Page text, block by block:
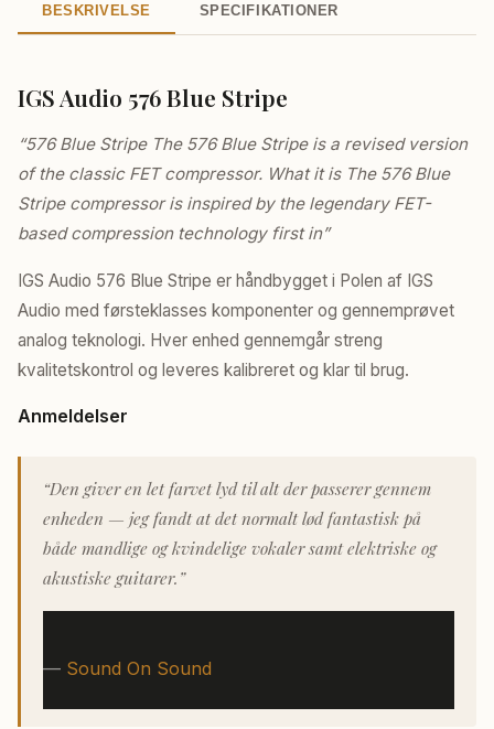
BESKRIVELSE SPECIFIKATIONER
IGS Audio 576 Blue Stripe
“576 Blue Stripe The 576 Blue Stripe is a revised version
of the classic FET compressor. What it is The 576 Blue
Stripe compressor is inspired by the legendary FET-
based compression technology first in”
IGS Audio 576 Blue Stripe er håndbygget i Polen af IGS
Audio med førsteklasses komponenter og gennemprøvet
analog teknologi. Hver enhed gennemgår streng
kvalitetskontrol og leveres kalibreret og klar til brug.
Anmeldelser
“Den giver en let farvet lyd til alt der passerer gennem
enheden — jeg fandt at det normalt lød fantastisk på
både mandlige og kvindelige vokaler samt elektriske og
akustiske guitarer.”
— Sound On Sound